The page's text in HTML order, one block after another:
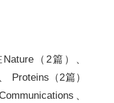
（2篇）、
Proteins（2篇）
、